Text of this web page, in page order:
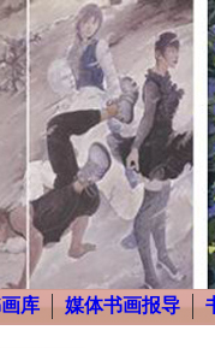
库 媒体书画报导